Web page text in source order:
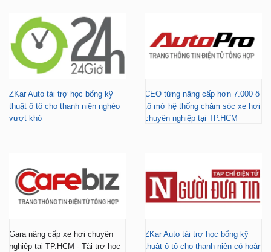
ZKar Auto tài trợ học bổng kỹ
thuật ô tô cho thanh niên nghèo
vượt khó
CEO từng nâng cấp hơn 7.000 ô
tô mở hệ thống chăm sóc xe hơi
chuyên nghiệp tại TP.HCM
Gara nâng cấp xe hơi chuyên
nghiệp tại TP.HCM - Tài trợ học
ZKar Auto tài trợ học bổng kỹ
thuật ô tô cho thanh niên có hoàn